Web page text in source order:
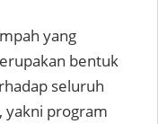
yang
bentuk
seluruh
yakni program